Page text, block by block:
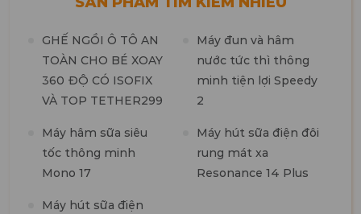
GHẾ NGỒI Ô TÔ AN
TOÀN CHO BÉ XOAY
360 ĐỘ CÓ ISOFIX
VÀ TOP TETHER299
Máy đun và hâm
nước tức thì thông
minh tiện lợi Speedy
2
Máy hâm sữa siêu
tốc thông minh
Mono 17
Máy hút sữa điện đôi
rung mát xa
Resonance 14 Plus
Máy hút sữa điện